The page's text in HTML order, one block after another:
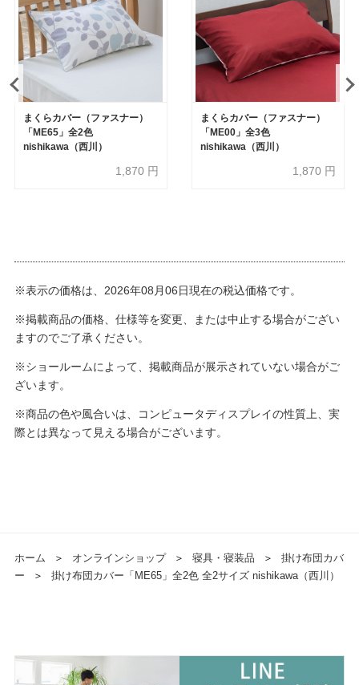
まくらカバー（ファスナー）
「ME65」全2色
nishikawa（西川）
1,870 円
まくらカバー（ファスナー）
「ME00」全3色
nishikawa（西川）
1,870 円
※表示の価格は、2026年08月06日現在の税込価格です。
※掲載商品の価格、仕様等を変更、または中止する場合がござい
ますのでご了承ください。
※ショールームによって、掲載商品が展示されていない場合がご
ざいます。
※商品の色や風合いは、コンピュータディスプレイの性質上、実
際とは異なって見える場合がございます。
ホーム ＞ オンラインショップ ＞ 寝具・寝装品 ＞
掛け布団カバ
ー
＞ 掛け布団カバー「ME65」全2色 全2サイズ nishikawa（西川）